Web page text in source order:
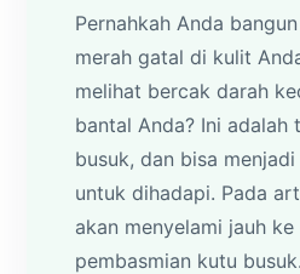
Pernahkah Anda
merah gatal di kulit
melihat bercak darah
bantal Anda? Ini adalah
busuk, dan bisa
untuk dihadapi. Pada
akan menyelami jauh
pembasmian kutu busuk.